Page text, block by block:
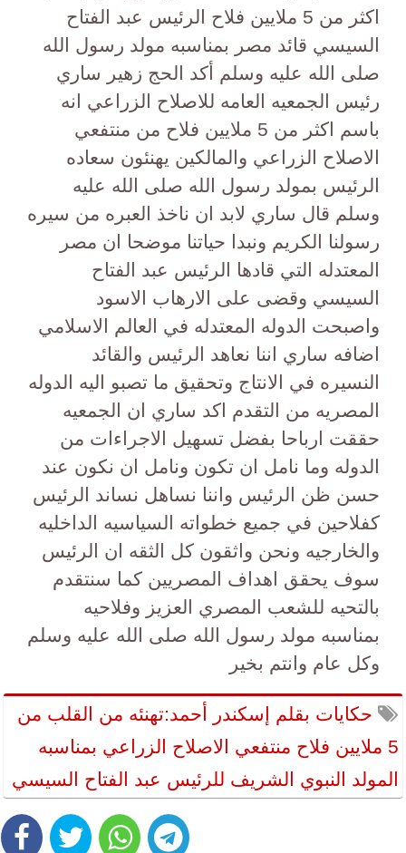
اكثر من 5 ملايين فلاح الرئيس عبد الفتاح
السيسي قائد مصر بمناسبه مولد رسول الله
صلى الله عليه وسلم أكد الحج زهير ساري
رئيس الجمعيه العامه للاصلاح الزراعي انه
باسم اكثر من 5 ملايين فلاح من منتفعي
الاصلاح الزراعي والمالكين يهنئون سعاده
الرئيس بمولد رسول الله صلى الله عليه
وسلم قال ساري لابد ان ناخذ العبره من سيره
رسولنا الكريم ونبدا حياتنا موضحا ان مصر
المعتدله التي قادها الرئيس عبد الفتاح
السيسي وقضى على الارهاب الاسود
واصبحت الدوله المعتدله في العالم الاسلامي
اضافه ساري اننا نعاهد الرئيس والقائد
النسيره في الانتاج وتحقيق ما تصبو اليه الدوله
المصريه من التقدم اكد ساري ان الجمعيه
حققت ارباحا بفضل تسهيل الاجراءات من
الدوله وما نامل ان تكون ونامل ان نكون عند
حسن ظن الرئيس واننا نساهل نساند الرئيس
كفلاحين في جميع خطواته السياسيه الداخليه
والخارجيه ونحن واثقون كل الثقه ان الرئيس
سوف يحقق اهداف المصريين كما سنتقدم
بالتحيه للشعب المصري العزيز وفلاحيه
بمناسبه مولد رسول الله صلى الله عليه وسلم
وكل عام وانتم بخير
حكايات بقلم إسكندر أحمد:تهنئه من القلب من
5 ملايين فلاح منتفعي الاصلاح الزراعي بمناسبه
المولد النبوي الشريف للرئيس عبد الفتاح السيسي